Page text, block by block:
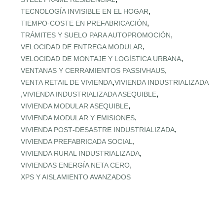
TECNOLOGÍA INVISIBLE EN EL HOGAR,
TIEMPO‑COSTE EN PREFABRICACIÓN,
TRÁMITES Y SUELO PARA AUTOPROMOCIÓN,
VELOCIDAD DE ENTREGA MODULAR,
VELOCIDAD DE MONTAJE Y LOGÍSTICA URBANA,
VENTANAS Y CERRAMIENTOS PASSIVHAUS,
VENTA RETAIL DE VIVIENDA,VIVIENDA INDUSTRIALIZADA
,VIVIENDA INDUSTRIALIZADA ASEQUIBLE,
VIVIENDA MODULAR ASEQUIBLE,
VIVIENDA MODULAR Y EMISIONES,
VIVIENDA POST‑DESASTRE INDUSTRIALIZADA,
VIVIENDA PREFABRICADA SOCIAL ,
VIVIENDA RURAL INDUSTRIALIZADA,
VIVIENDAS ENERGÍA NETA CERO,
XPS Y AISLAMIENTO AVANZADOS